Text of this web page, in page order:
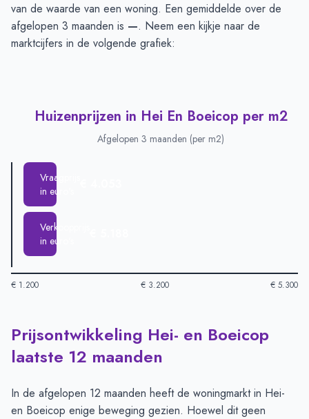
Verkoopprijs in euro's
€ 829.250
van de waarde van een woning. Een gemiddelde over de
afgelopen 3 maanden is —. Neem een kijkje naar de
marktcijfers in de volgende grafiek:
Huizenprijzen in Hei En Boeicop per m2
Afgelopen 3 maanden (per m2)
Vraagprijs
in euro's
Verkoopprijs
in euro's
€ 1.200 € 3.200 € 5.300
Huizenprijzen in Hei En Boeicop per m2-Afgelopen 3
Type
Vraagprijs in euro's
Verkoopprijs in euro's
Prijsontwikkeling Hei- en Boeicop
laatste 12 maanden
In de afgelopen 12 maanden heeft de woningmarkt in Hei-
en Boeicop enige beweging gezien. Hoewel dit geen